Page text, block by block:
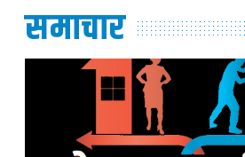
समाचार